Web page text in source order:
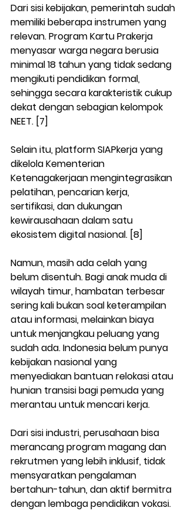
Dari sisi kebijakan, pemerintah sudah
memiliki beberapa instrumen yang
relevan. Program Kartu Prakerja
menyasar warga negara berusia
minimal 18 tahun yang tidak sedang
mengikuti pendidikan formal,
sehingga secara karakteristik cukup
dekat dengan sebagian kelompok
NEET. [7]
Selain itu, platform SIAPkerja yang
dikelola Kementerian
Ketenagakerjaan mengintegrasikan
pelatihan, pencarian kerja,
sertifikasi, dan dukungan
kewirausahaan dalam satu
ekosistem digital nasional. [8]
Namun, masih ada celah yang
belum disentuh. Bagi anak muda di
wilayah timur, hambatan terbesar
sering kali bukan soal keterampilan
atau informasi, melainkan biaya
untuk menjangkau peluang yang
sudah ada. Indonesia belum punya
kebijakan nasional yang
menyediakan bantuan relokasi atau
hunian transisi bagi pemuda yang
merantau untuk mencari kerja.
Dari sisi industri, perusahaan bisa
merancang program magang dan
rekrutmen yang lebih inklusif, tidak
mensyaratkan pengalaman
bertahun-tahun, dan aktif bermitra
dengan lembaga pendidikan vokasi.